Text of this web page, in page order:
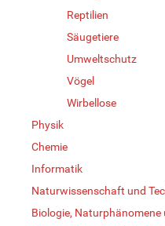
Reptilien
Säugetiere
Umweltschutz
Vögel
Wirbellose
Physik
Chemie
Informatik
Naturwissenschaft und
Biologie, Naturphänomene